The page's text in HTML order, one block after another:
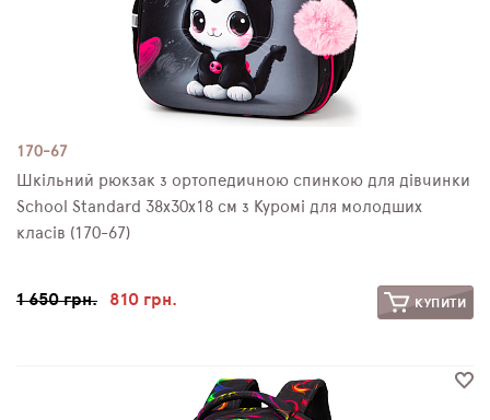
170-67
Шкільний рюкзак з ортопедичною спинкою для дівчинки
School Standard 38х30х18 см з Куромі для молодших
класів (170-67)
1 650 грн. 810 грн. КУПИТИ